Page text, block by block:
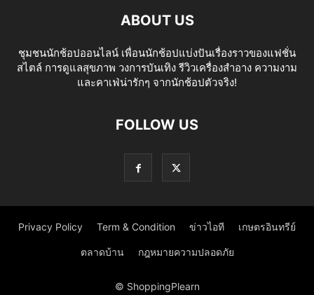
ABOUT US
ชุมชนนักช้อปออนไลน์ เพื่อนนักช้อปแบ่งปันเรื่องราวของแฟชั่น
สไตล์ การดูแลสุขภาพ วงการบันเทิง รีวิวเครื่องสำอาง ความงาม
และคาเฟ่น่ารักๆ จากนักช้อปตัวจริง!
FOLLOW US
Privacy Policy Term & Condition ข่าวไอที เกษตรอินทรีย์
ตลาดบ้าน กฎหมายความปลอดภัย
© ShoppingPlearn